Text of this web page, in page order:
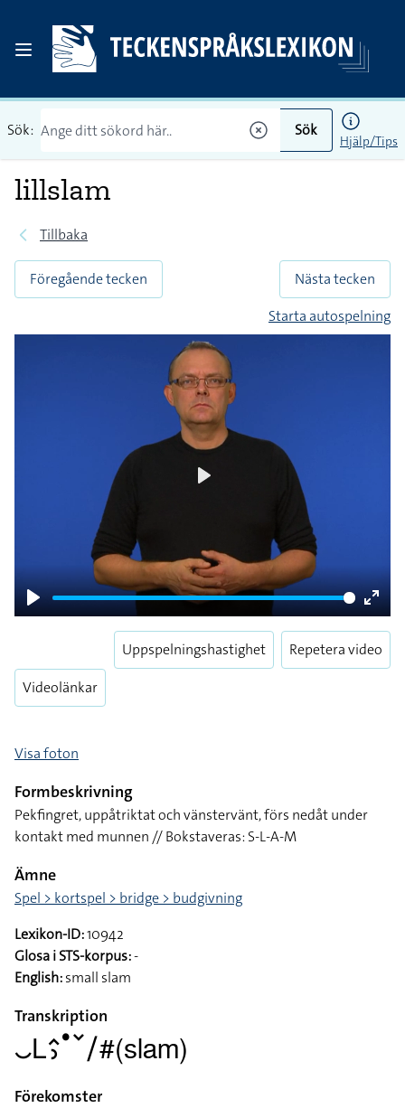
Sök: Sök
Hjälp/Tips
lillslam
Tillbaka
Föregående tecken
Nästa tecken
Starta autospelning
Play
Enter
Videolänkar
Uppspelningshastighet Repetera video
Visa foton
Formbeskrivning
Pekfingret, uppåtriktat och vänstervänt, förs nedåt under
kontakt med munnen // Bokstaveras: S-L-A-M
Ämne
Spel > kortspel > bridge > budgivning
Lexikon-ID:10942
Glosa i STS-korpus:-
English:small slam
Transkription
􌤛􌥈􌤵􌤶􌤟􌥧􌥠#(slam)
Förekomster